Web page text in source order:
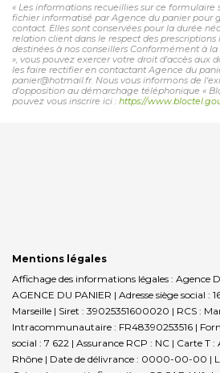
« Les informations recueillies sur ce formulaire
fichier informatisé par Agence du panier pour
contact. Elles sont conservées pour la durée
relation client dans le respect des
destinées à nos conseillers Conformément à
», vous pouvez exercer votre droit d'accès aux
les faire rectifier en contactant Agence du
panier@hotmail.fr. Nous vous informons de
d'opposition au démarchage téléphonique «
pouvez vous inscrire ici : https://
Mentions légales
Affichage des informations légales : Agence
AGENCE DU PANIER | Adresse siège social :
Marseille | Siret : 39025351600020 | RCS :
Intracommunautaire : FR48390253516 |
social : 7 622 | Assurance RCP : NC | Carte T
Rhône | Date de délivrance : 0000-00-00 |